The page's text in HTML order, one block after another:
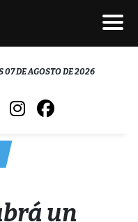
07 DE AGOSTO DE 2026
un